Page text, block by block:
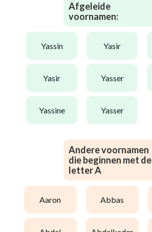
Afgeleide
voornamen:
yassin yasir
yasir yasser
yassine yasser
Andere voornamen
die beginnen met de
letter A
aaron abbas